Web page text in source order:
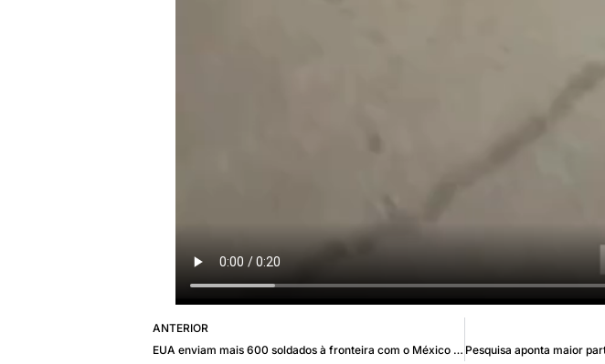
ANTERIOR
EUA enviam mais 600 soldados à fronteira com o México para reforçar controle migratório